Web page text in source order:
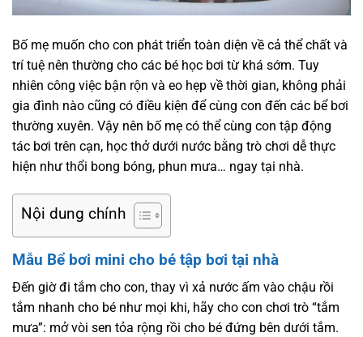
Bố mẹ muốn cho con phát triển toàn diện về cả thể chất và
trí tuệ nên thường cho các bé học bơi từ khá sớm. Tuy
nhiên công việc bận rộn và eo hẹp về thời gian, không phải
gia đình nào cũng có điều kiện để cùng con đến các bể bơi
thường xuyên. Vậy nên bố mẹ có thể cùng con tập động
tác bơi trên cạn, học thở dưới nước bằng trò chơi dễ thực
hiện như thổi bong bóng, phun mưa… ngay tại nhà.
Nội dung chính
Mẫu Bể bơi mini cho bé tập bơi tại nhà
Đến giờ đi tắm cho con, thay vì xả nước ấm vào chậu rồi
tắm nhanh cho bé như mọi khi, hãy cho con chơi trò “tắm
mưa”: mở vòi sen tỏa rộng rồi cho bé đứng bên dưới tắm.